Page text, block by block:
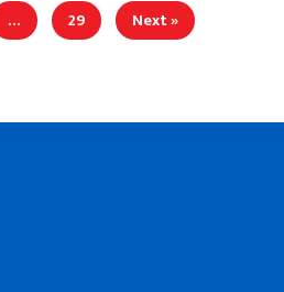
… 29 Next »